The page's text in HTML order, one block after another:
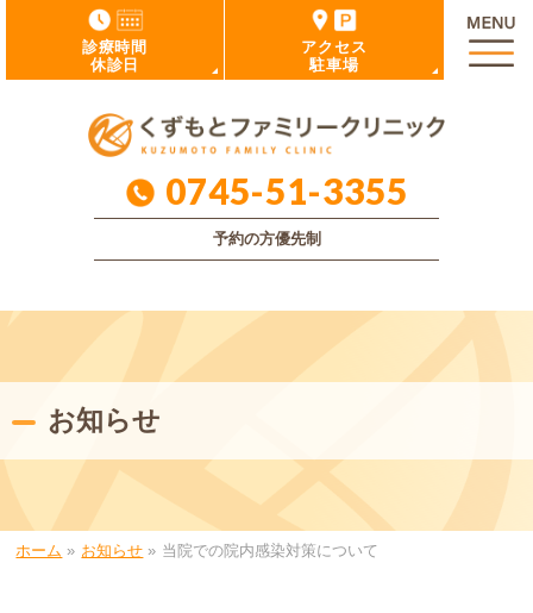
0745-51-3355
予約の方優先制
診療時間
休診日
アクセス
駐車場
お知らせ
ホーム » お知らせ » 当院での院内感染対策について